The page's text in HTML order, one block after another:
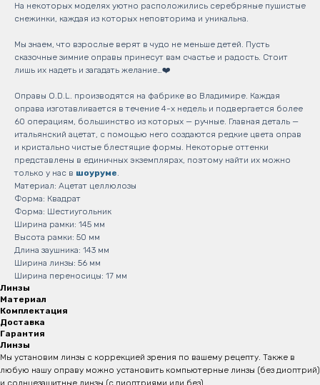
На некоторых моделях уютно расположились серебряные пушистые
снежинки, каждая из которых неповторима и уникальна.
Мы знаем, что взрослые верят в чудо не меньше детей. Пусть
сказочные зимние оправы принесут вам счастье и радость. Стоит
лишь их надеть и загадать желание…❤️
Оправы O.D.L. производятся на фабрике во Владимире. Каждая
оправа изготавливается в течение 4-х недель и подвергается более
60 операциям, большинство из которых — ручные. Главная деталь —
итальянский ацетат, с помощью него создаются редкие цвета оправ
и кристально чистые блестящие формы. Некоторые оттенки
представлены в единичных экземплярах, поэтому найти их можно
только у нас в шоуруме.
Материал: Ацетат целлюлозы
Форма: Квадрат
Форма: Шестиугольник
Ширина рамки: 145 мм
Высота рамки: 50 мм
Длина заушника: 143 мм
Ширина линзы: 56 мм
Ширина переносицы: 17 мм
Линзы
Материал
Комплектация
Доставка
Гарантия
Линзы
Мы установим линзы с коррекцией зрения по вашему рецепту. Также в
любую нашу оправу можно установить компьютерные линзы (без диоптрий)